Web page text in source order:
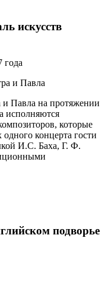
искусств
года
и Павла
и Павла на протяжении
исполняются
которые
концерта гости
И.С. Баха, Г. Ф.
подворье